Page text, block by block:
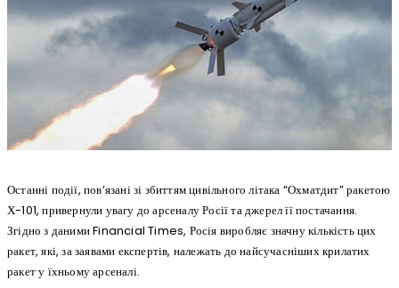
Останні події, пов’язані зі збиттям цивільного літака “Охматдит” ракетою
Х-101, привернули увагу до арсеналу Росії та джерел її постачання.
Згідно з даними Financial Times, Росія виробляє значну кількість цих
ракет, які, за заявами експертів, належать до найсучасніших крилатих
ракет у їхньому арсеналі.